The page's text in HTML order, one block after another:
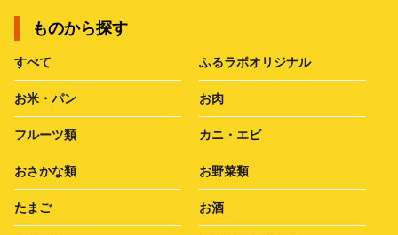
ものから探す
すべて ふるラボオリジナル
お米・パン お肉
フルーツ類 カニ・エビ
おさかな類 お野菜類
たまご お酒